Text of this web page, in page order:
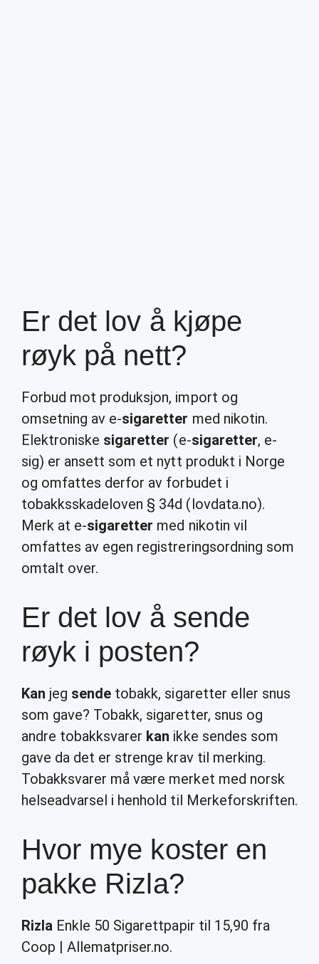
Er det lov å kjøpe
røyk på nett?
Forbud mot produksjon, import og
omsetning av e-sigaretter med nikotin.
Elektroniske sigaretter (e-sigaretter, e-
sig) er ansett som et nytt produkt i Norge
og omfattes derfor av forbudet i
tobakksskadeloven § 34d (lovdata.no).
Merk at e-sigaretter med nikotin vil
omfattes av egen registreringsordning som
omtalt over.
Er det lov å sende
røyk i posten?
Kan jeg sende tobakk, sigaretter eller snus
som gave? Tobakk, sigaretter, snus og
andre tobakksvarer kan ikke sendes som
gave da det er strenge krav til merking.
Tobakksvarer må være merket med norsk
helseadvarsel i henhold til Merkeforskriften.
Hvor mye koster en
pakke Rizla?
Rizla Enkle 50 Sigarettpapir til 15,90 fra
Coop | Allematpriser.no.